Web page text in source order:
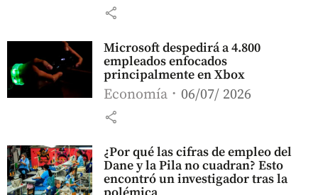
share
Microsoft despedirá a 4.800
empleados enfocados
principalmente en Xbox
Economía 06/07/ 2026
share
¿Por qué las cifras de empleo del
Dane y la Pila no cuadran? Esto
encontró un investigador tras la